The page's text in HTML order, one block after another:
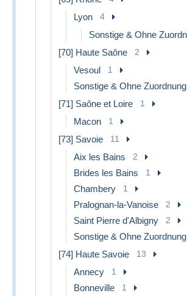
Lyon 4
[70] Haute Saône 2
Vesoul 1
Sonstige & Ohne Zuordnung
[71] Saône et Loire 1
Macon 1
[73] Savoie 11
Aix les Bains 2
Brides les Bains 1
Chambery 1
Pralognan-la-Vanoise 2
Saint Pierre d'Albigny 2
Sonstige & Ohne Zuordnung
[74] Haute Savoie 13
Annecy 1
Bonneville 1